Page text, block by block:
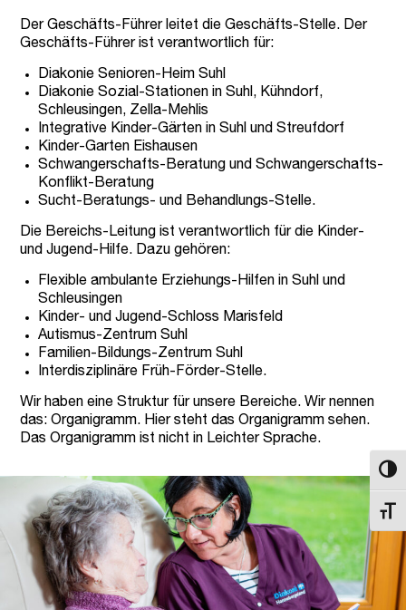
Der Geschäfts-Führer leitet die Geschäfts-Stelle. Der
Geschäfts-Führer ist verantwortlich für:
Diakonie Senioren-Heim Suhl
Diakonie Sozial-Stationen in Suhl, Kühndorf,
Schleusingen, Zella-Mehlis
Integrative Kinder-Gärten in Suhl und Streufdorf
Kinder-Garten Eishausen
Schwangerschafts-Beratung und Schwangerschafts-
Konflikt-Beratung
Sucht-Beratungs- und Behandlungs-Stelle.
Die Bereichs-Leitung ist verantwortlich für die Kinder-
und Jugend-Hilfe. Dazu gehören:
Flexible ambulante Erziehungs-Hilfen in Suhl und
Schleusingen
Kinder- und Jugend-Schloss Marisfeld
Autismus-Zentrum Suhl
Familien-Bildungs-Zentrum Suhl
Interdisziplinäre Früh-Förder-Stelle.
Wir haben eine Struktur für unsere Bereiche. Wir nennen
das: Organigramm. Hiersteht das Organigramm sehen.
Das Organigramm ist nicht in Leichter Sprache.